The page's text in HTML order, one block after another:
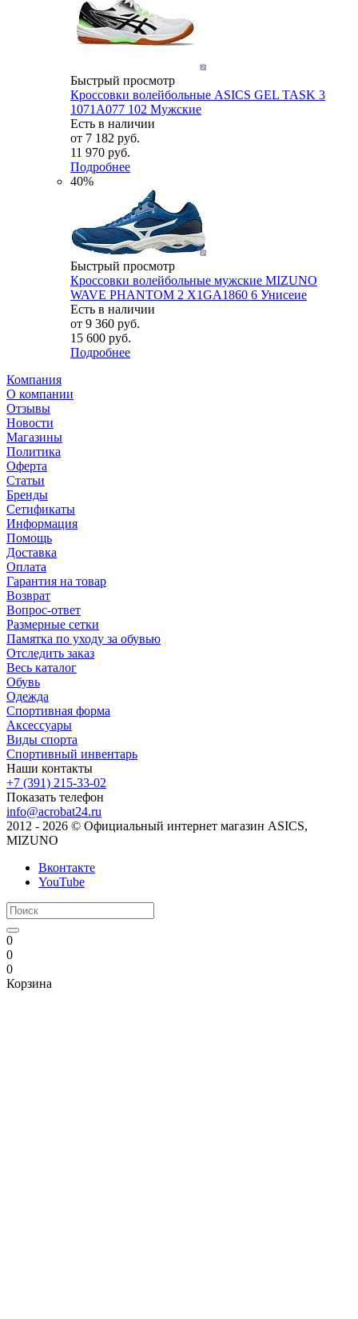
Быстрый просмотр
Кроссовки волейбольные ASICS GEL TASK 3
1071A077 102 Мужские
Есть в наличии
от 7 182 руб.
11 970 руб.
Подробнее
40%
Быстрый просмотр
Кроссовки волейбольные мужские MIZUNO
WAVE PHANTOM 2 X1GA1860 6 Унисеие
Есть в наличии
от 9 360 руб.
15 600 руб.
Подробнее
Компания
О компании
Отзывы
Новости
Магазины
Политика
Оферта
Статьи
Бренды
Сетификаты
Информация
Помощь
Доставка
Оплата
Гарантия на товар
Возврат
Вопрос-ответ
Размерные сетки
Памятка по уходу за обувью
Отследить заказ
Весь каталог
Обувь
Одежда
Спортивная форма
Аксессуары
Виды спорта
Спортивный инвентарь
Наши контакты
+7 (391) 215-33-02
Показать телефон
info@acrobat24.ru
2012 - 2026 © Официальный интернет магазин ASICS,
MIZUNO
Вконтакте
YouTube
0
0
0
Корзина